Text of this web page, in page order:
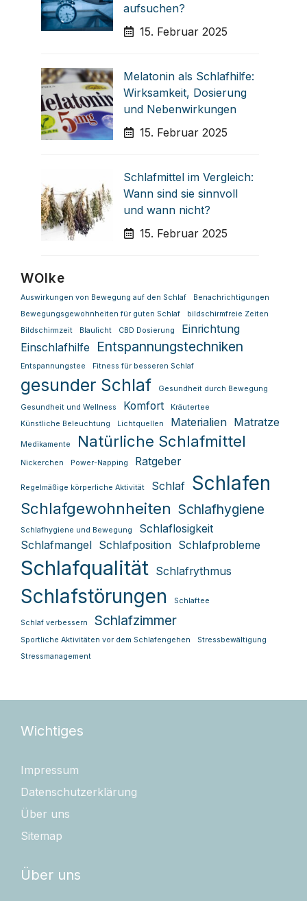
aufsuchen?
15. Februar 2025
Melatonin als Schlafhilfe:
Wirksamkeit, Dosierung
und Nebenwirkungen
15. Februar 2025
Schlafmittel im Vergleich:
Wann sind sie sinnvoll
und wann nicht?
15. Februar 2025
WOlke
Auswirkungen von Bewegung auf den Schlaf
Benachrichtigungen
Bewegungsgewohnheiten für guten Schlaf
bildschirmfreie Zeiten
Bildschirmzeit
Blaulicht CBD Dosierung
Einrichtung
Einschlafhilfe
Entspannungstechniken
Entspannungstee Fitness für besseren Schlaf
gesunder Schlaf Gesundheit durch Bewegung
Gesundheit und Wellness Komfort
Kräutertee
Künstliche Beleuchtung
Lichtquellen Materialien Matratze
Medikamente Natürliche Schlafmittel
Nickerchen Power-Napping Ratgeber
Regelmäßige körperliche Aktivität Schlaf Schlafen
Schlafgewohnheiten Schlafhygiene
Schlafhygiene und Bewegung
Schlaflosigkeit
Schlafmangel Schlafposition Schlafprobleme
Schlafqualität Schlafrythmus
Schlafstörungen Schlaftee
Schlaf verbessern Schlafzimmer
Sportliche Aktivitäten vor dem Schlafengehen
Stressbewältigung
Stressmanagement
Wichtiges
Impressum
Datenschutzerklärung
Über uns
Sitemap
Über uns